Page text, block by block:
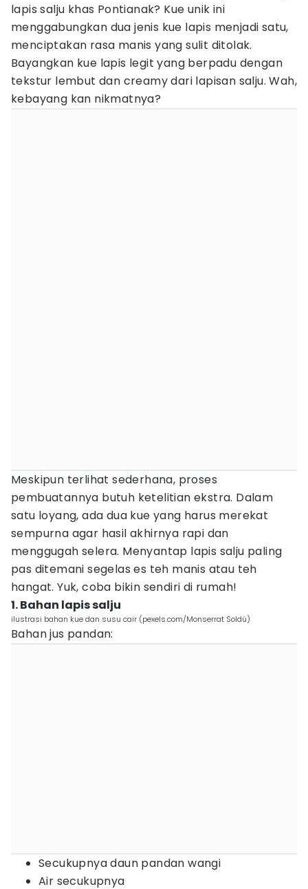
lapis salju khas Pontianak? Kue unik ini
menggabungkan dua jenis kue lapis menjadi satu,
menciptakan rasa manis yang sulit ditolak.
Bayangkan kue lapis legit yang berpadu dengan
tekstur lembut dan creamy dari lapisan salju. Wah,
kebayang kan nikmatnya?
Meskipun terlihat sederhana, proses
pembuatannya butuh ketelitian ekstra. Dalam
satu loyang, ada dua kue yang harus merekat
sempurna agar hasil akhirnya rapi dan
menggugah selera. Menyantap lapis salju paling
pas ditemani segelas es teh manis atau teh
hangat. Yuk, coba bikin sendiri di rumah!
1. Bahan lapis salju
ilustrasi bahan kue dan susu cair (pexels.com/Monserrat Soldú)
Bahan jus pandan:
Secukupnya daun pandan wangi
Air secukupnya